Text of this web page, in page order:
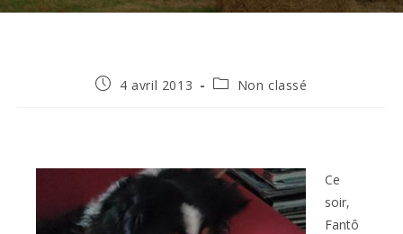
Publication
4 avril 2013
PostNon classé
Ce
soir,
Fantô